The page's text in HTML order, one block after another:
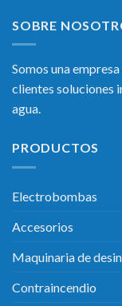
SOBRE
Somos una
clientes soluciones
agua.
PRODUCTOS
Electrobombas
Accesorios
Maquinaria de
Contraincendio